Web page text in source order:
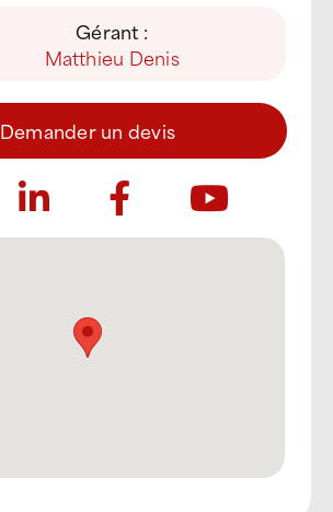
Gérant :
Matthieu Denis
Demander un devis